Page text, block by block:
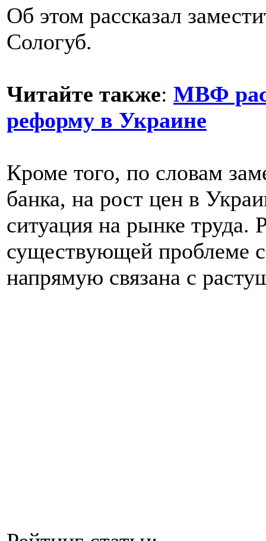
Об этом рассказал
Сологуб.
Читайте также: МВФ
реформу в Украине
Кроме того, по словам
банка, на рост цен в
ситуация на рынке труда.
существующей проблеме
напрямую связана с